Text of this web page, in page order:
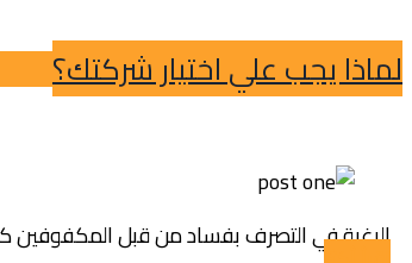
لماذا يجب علي اختيار شركتك؟
الرغبة في التصرف بفساد من قبل المكفوفين